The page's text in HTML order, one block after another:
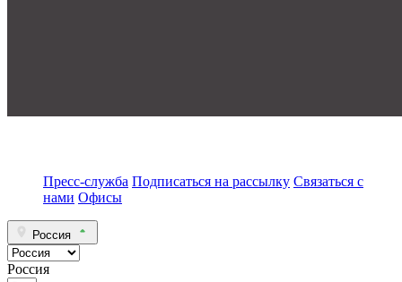
Пресс-служба Подписаться на рассылку Связаться с
нами Офисы
Россия
Россия